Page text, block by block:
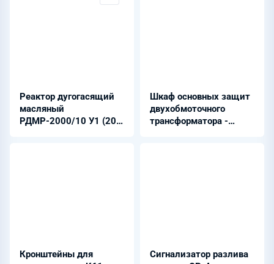
Реактор дугогасящий
масляный
РДМР-2000/10 У1 (20-
Шкаф основных защит
двухобмоточного
трансформатора -
Кронштейны для
Cигнализатор разлива